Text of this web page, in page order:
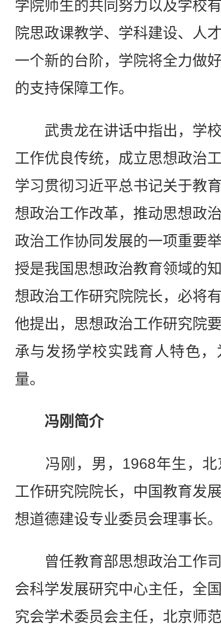
学院师生的共同努力以及学校
院思政课教学、学科建设、人
一个新的台阶，学院将全力做
的支持保障工作。
武贵龙在讲话中指出，学校
工作优良传统，成立思想政治
学习贯彻习近平总书记关于教
想政治工作改革，推动思想政
政治工作协同发展的一项重要
授是我国思想政治教育领域的
想政治工作研究院院长，必将
他提出，思想政治工作研究院
承与发扬学校实践育人特色
量。
冯刚简介
冯刚，男，1968年生，北
工作研究院院长，中国教育发
想道德建设专业委员会理事长
曾任教育部思想政治工作司
会科学发展研究中心主任，全
究会学术委员会主任，北京师